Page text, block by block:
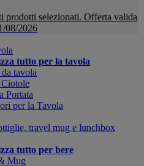
prodotti selezionati. Offerta valida
08/2026
tutto per la tavola
tavola
Portata
per la Tavola
travel mug e lunchbox
tutto per bere
Mug